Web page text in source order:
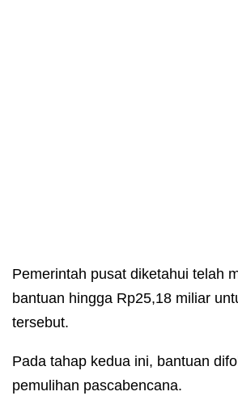
Pemerintah pusat diketahui telah
bantuan hingga Rp25,18 miliar
tersebut.
Pada tahap kedua ini, bantuan
pemulihan pascabencana.